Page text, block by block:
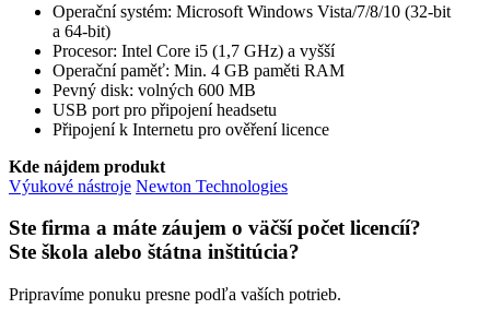
Operační systém: Microsoft Windows Vista/7/8/10 (32-bit
a 64-bit)
Procesor: Intel Core i5 (1,7 GHz) a vyšší
Operační paměť: Min. 4 GB paměti RAM
Pevný disk: volných 600 MB
USB port pro připojení headsetu
Připojení k Internetu pro ověření licence
Kde nájdem produkt
Výukové nástroje Newton Technologies
Ste firma a máte záujem o väčší počet licencíí?
Ste škola alebo štátna inštitúcia?
Pripravíme ponuku presne podľa vaších potrieb.